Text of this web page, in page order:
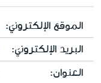
الموقع الإلكترونيّ:
البريد الإلكترونيّ:
العنوان: